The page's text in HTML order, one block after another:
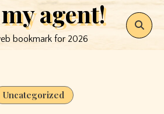
agent!
bookmark for 2026
Uncategorized